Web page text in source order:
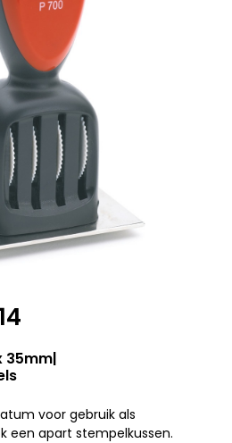
35mm
voor gebruik als
een apart stempelkussen.